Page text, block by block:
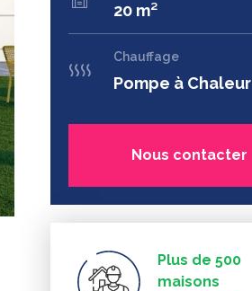
20 m²
Chauffage
Pompe à Chaleur
Nous contacter
Plus de 500
maisons